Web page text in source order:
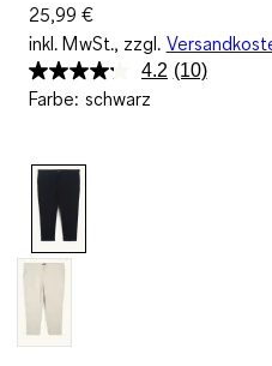
25,99 €
inkl. MwSt., zzgl.
4.2 10
(10)
Farbe: schwarz